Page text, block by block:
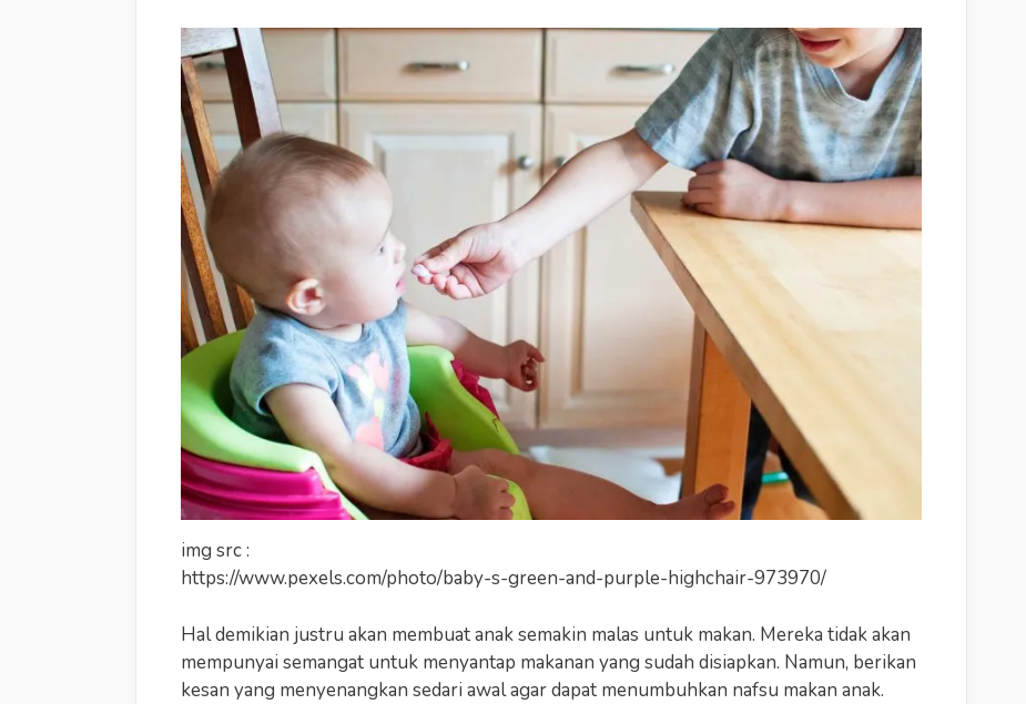
img src :
https://www.pexels.com/photo/baby-s-green-and-purple-highchair-973970/
Hal demikian justru akan membuat anak semakin malas untuk makan. Mereka tidak akan
mempunyai semangat untuk menyantap makanan yang sudah disiapkan. Namun, berikan
kesan yang menyenangkan sedari awal agar dapat menumbuhkan nafsu makan anak.